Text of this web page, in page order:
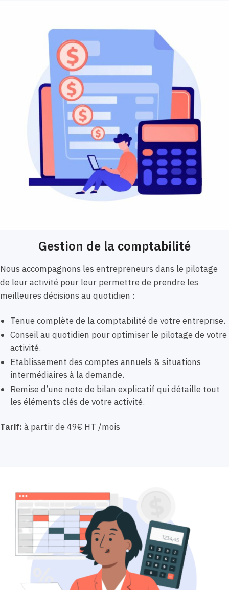
Gestion de la comptabilité
Nous accompagnons les entrepreneurs dans le pilotage
de leur activité pour leur permettre de prendre les
meilleures décisions au quotidien :
Tenue complète de la comptabilité de votre entreprise.
Conseil au quotidien pour optimiser le pilotage de votre
activité.
Etablissement des comptes annuels & situations
intermédiaires à la demande.
Remise d’une note de bilan explicatif qui détaille tout
les éléments clés de votre activité.
Tarif: à partir de 49€ HT /mois